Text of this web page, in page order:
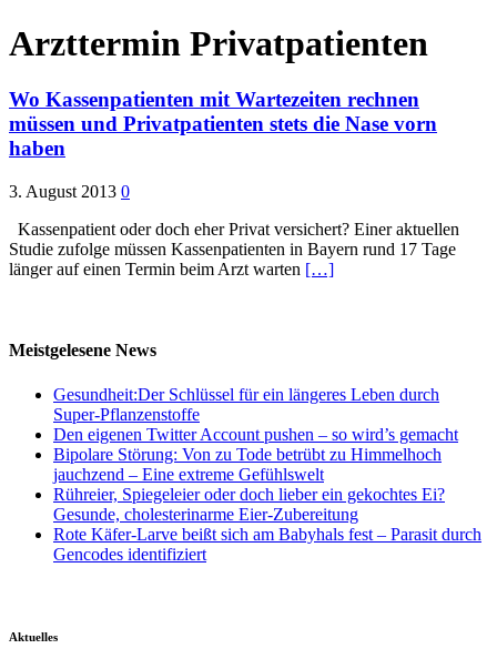
Arzttermin Privatpatienten
Wo Kassenpatienten mit Wartezeiten rechnen
müssen und Privatpatienten stets die Nase vorn
haben
3. August 2013 0
Kassenpatient oder doch eher Privat versichert? Einer aktuellen
Studie zufolge müssen Kassenpatienten in Bayern rund 17 Tage
länger auf einen Termin beim Arzt warten […]
Meistgelesene News
Gesundheit:Der Schlüssel für ein längeres Leben durch
Super-Pflanzenstoffe
Den eigenen Twitter Account pushen – so wird’s gemacht
Bipolare Störung: Von zu Tode betrübt zu Himmelhoch
jauchzend – Eine extreme Gefühlswelt
Rühreier, Spiegeleier oder doch lieber ein gekochtes Ei?
Gesunde, cholesterinarme Eier-Zubereitung
Rote Käfer-Larve beißt sich am Babyhals fest – Parasit durch
Gencodes identifiziert
Aktuelles